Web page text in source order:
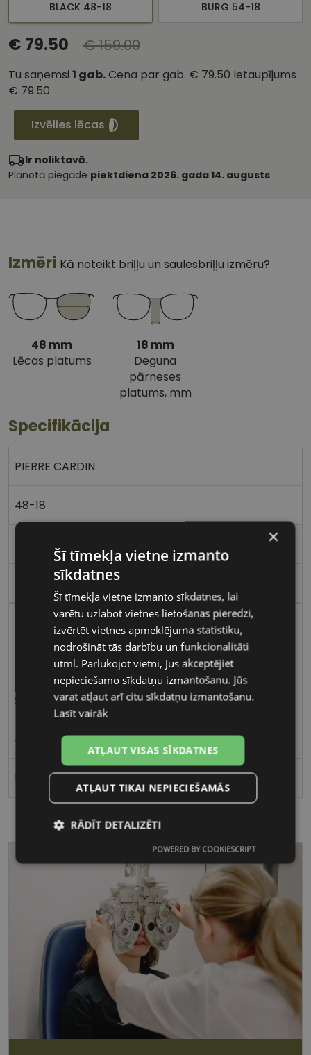
BLACK 48-18 BURG 54-18
€ 79.50 € 159.00
Tu saņemsi 1 gab.Cena par gab. € 79.50 Ietaupījums
€ 79.50
Izvēlies lēcas
Ir noliktavā.
Plānotā piegāde piektdiena 2026. gada 14. augusts
Izmēri Kā noteikt briļļu un saulesbriļļu izmēru?
48 mm
Lēcas platums
18 mm
Deguna
pārneses
platums, mm
Specifikācija
PIERRE CARDIN
48-18
S
Plastmasa
Apaļas / Ovālas
Sievietēm
48
18
×
Šī tīmekļa vietne izmanto
sīkdatnes
Šī tīmekļa vietne izmanto sīkdatnes, lai
varētu uzlabot vietnes lietošanas pieredzi,
izvērtēt vietnes apmeklējuma statistiku,
nodrošināt tās darbību un funkcionalitāti
utml. Pārlūkojot vietni, Jūs akceptējiet
nepieciešamo sīkdatņu izmantošanu. Jūs
varat atļaut arī citu sīkdatņu izmantošanu.
Lasīt vairāk
ATĻAUT VISAS SĪKDATNES
ATĻAUT TIKAI NEPIECIEŠAMĀS
RĀDĪT DETALIZĒTI
sīkdatnes
Statistikas
sīkdatnes
Mārketinga
sīkdatnes
Funkcionālās
sīkdatnes
Nepieciešamās sīkdatnes
POWERED BY COOKIESCRIPT